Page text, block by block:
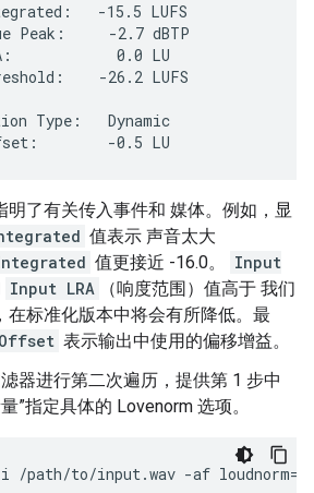
-15.5 LUFS
Peak:     -2.7 dBTP
0.0 LU
-26.2 LUFS
Type:   Dynamic
明了有关传入事件和 媒体。例如，显
值表示 声音太大
值更接近 -16.0。
Input
Input LRA
（响度范围）值高于 我们
在标准化版本中将会有所降低。最
表示输出中使用的偏移增益。
器进行第二次遍历，提供第 1 步中
”指定具体的 Lovenorm 选项。